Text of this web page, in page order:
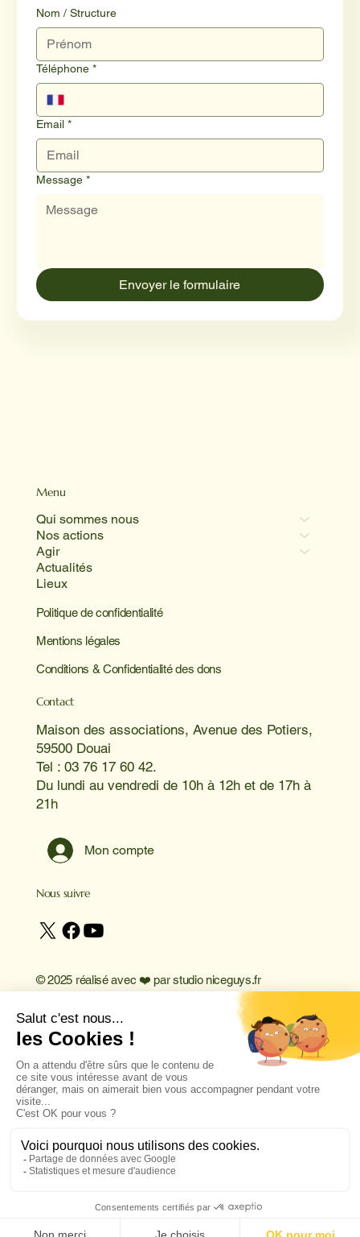
Menu
Qui sommes nous
Nos actions
Agir
Actualités
Lieux
Politique de confidentialité
Mentions légales
Conditions & Confidentialité des dons
Contact
Maison des associations, Avenue des Potiers,
59500 Douai
Tel : 03 76 17 60 42.
Du lundi au vendredi de 10h à 12h et de 17h à
21h
Mon compte
Nous suivre
© 2025 réalisé avec ❤️ parstudio niceguys.fr
Nom / Structure
Téléphone *
Email *
Message *
Envoyer le formulaire